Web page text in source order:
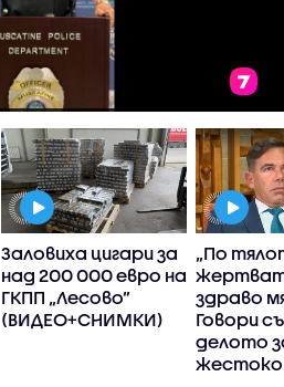
Заловиха цигари за
над 200 000 евро на
ГКПП „Лесово”
(ВИДЕО+СНИМКИ)
„По
здраво
Говори
делото